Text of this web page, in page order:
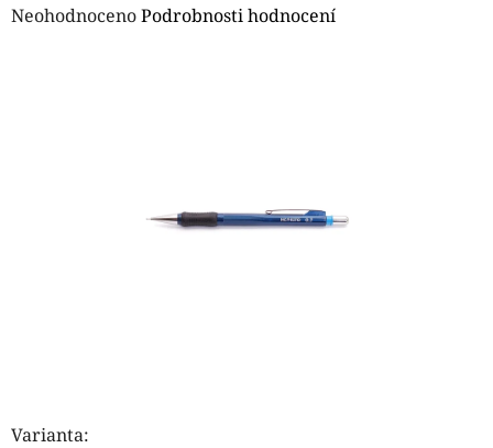
Varianta:
Průměrné
NeohodnocenoPodrobnosti hodnocení